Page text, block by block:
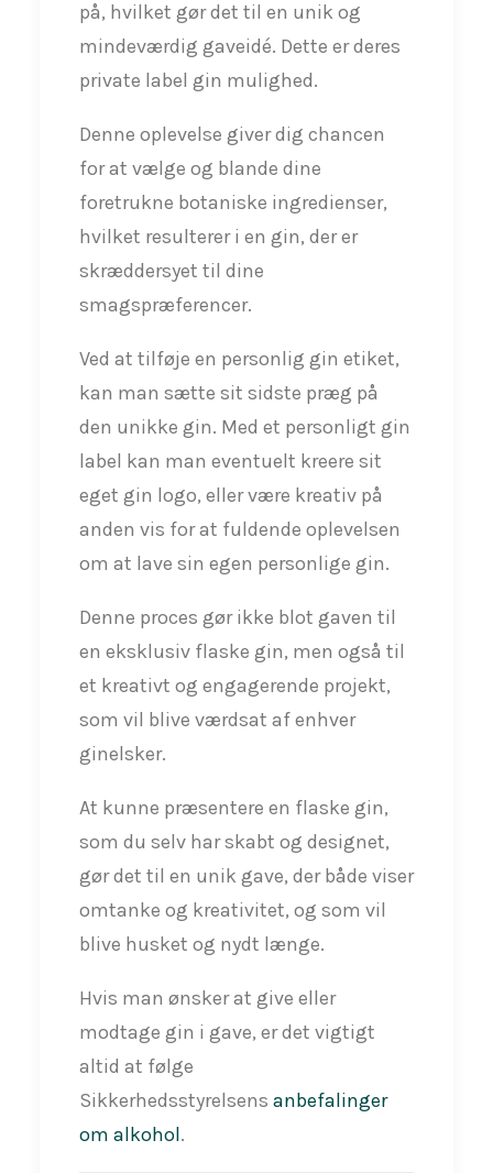
på, hvilket gør det til en unik og
mindeværdig gaveidé. Dette er deres
private label gin mulighed.
Denne oplevelse giver dig chancen
for at vælge og blande dine
foretrukne botaniske ingredienser,
hvilket resulterer i en gin, der er
skræddersyet til dine
smagspræferencer.
Ved at tilføje en personlig gin etiket,
kan man sætte sit sidste præg på
den unikke gin. Med et personligt gin
label kan man eventuelt kreere sit
eget gin logo, eller være kreativ på
anden vis for at fuldende oplevelsen
om at lave sin egen personlige gin.
Denne proces gør ikke blot gaven til
en eksklusiv flaske gin, men også til
et kreativt og engagerende projekt,
som vil blive værdsat af enhver
ginelsker.
At kunne præsentere en flaske gin,
som du selv har skabt og designet,
gør det til en unik gave, der både viser
omtanke og kreativitet, og som vil
blive husket og nydt længe.
Hvis man ønsker at give eller
modtage gin i gave, er det vigtigt
altid at følge
Sikkerhedsstyrelsens anbefalinger
om alkohol.